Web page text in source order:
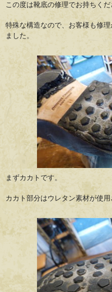
この度は靴底の修理でお持ちくだ
特殊な構造なので、お客様も修
ました。
まずカカトです。
カカト部分はウレタン素材が使用